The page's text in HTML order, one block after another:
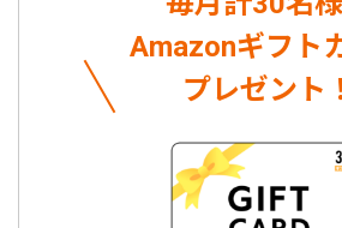
Amazonギフト
プレゼント！